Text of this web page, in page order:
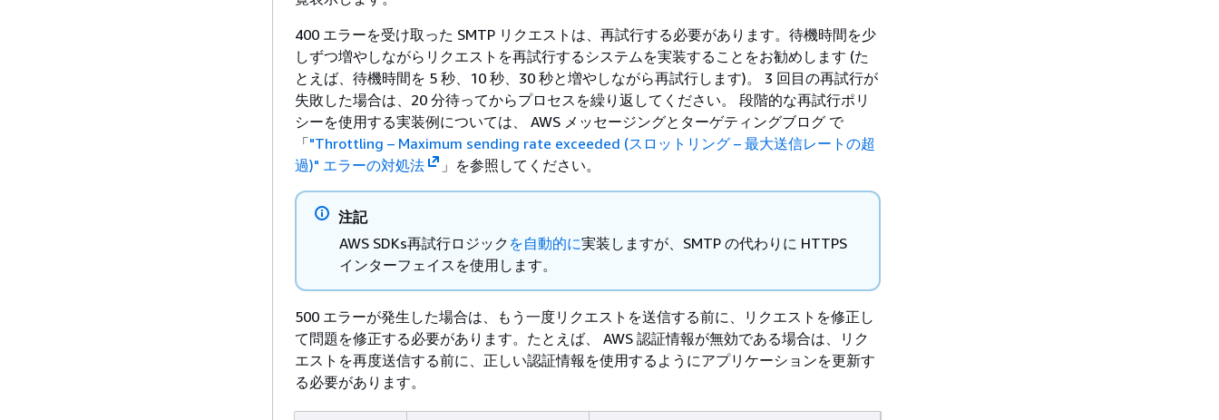
400 エラーを受け取った SMTP リクエストは、再試行する必要があります。待機時間を少
しずつ増やしながらリクエストを再試行するシステムを実装することをお勧めします (た
とえば、待機時間を 5 秒、10 秒、30 秒と増やしながら再試行します)。​ 3 回目の再試行が
失敗した場合は、20 分待ってからプロセスを繰り返してください。​ 段階的な再試行ポリ
シーを使用する実装例については、 AWS メッセージングとターゲティングブログ で
「"Throttling – Maximum sending rate exceeded (スロットリング – 最大送信レートの超
過)" エラーの対処法
」を参照してください。
注記
AWS SDKs再試行ロジック を自動的に実装しますが、SMTP の代わりに HTTPS
インターフェイスを使用します。
​500 エラーが発生した場合は、もう一度リクエストを送信する前に、リクエストを修正し
て問題を修正する必要があります。たとえば、 AWS 認証情報が無効である場合は、リク
エストを再度送信する前に、正しい認証情報を使用するようにアプリケーションを更新す
る必要があります。